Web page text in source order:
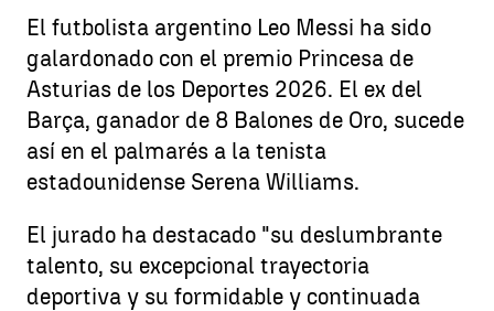
El futbolista argentino Leo Messi ha sido
galardonado con el premio Princesa de
Asturias de los Deportes 2026. El ex del
Barça, ganador de 8 Balones de Oro, sucede
así en el palmarés a la tenista
estadounidense Serena Williams.
El jurado ha destacado "su deslumbrante
talento, su excepcional trayectoria
deportiva y su formidable y continuada